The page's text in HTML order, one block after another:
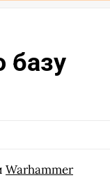
базу
Warhammer